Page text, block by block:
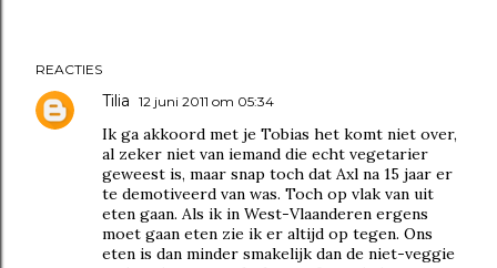
REACTIES
Tilia 12 juni 2011 om 05:34
Ik ga akkoord met je Tobias het komt niet over,
al zeker niet van iemand die echt vegetarier
geweest is, maar snap toch dat Axl na 15 jaar er
te demotiveerd van was. Toch op vlak van uit
eten gaan. Als ik in West-Vlaanderen ergens
moet gaan eten zie ik er altijd op tegen. Ons
eten is dan minder smakelijk dan de niet-veggie